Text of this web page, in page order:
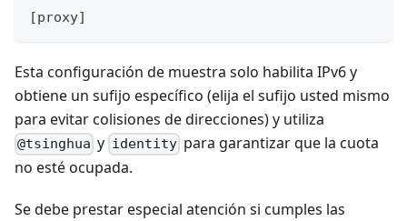
[proxy]
Esta configuración de muestra solo habilita IPv6 y
obtiene un sufijo específico (elija el sufijo usted mismo
para evitar colisiones de direcciones) y utiliza
@tsinghua y identitypara garantizar que la cuota
no esté ocupada.
Se debe prestar especial atención si cumples las